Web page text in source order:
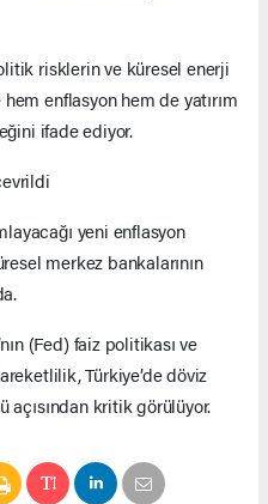
risklerin ve küresel enerji
enflasyon hem de yatırım
ifade ediyor.
yeni enflasyon
merkez bankalarının
(Fed) faiz politikası ve
Türkiye’de döviz
açısından kritik görülüyor.